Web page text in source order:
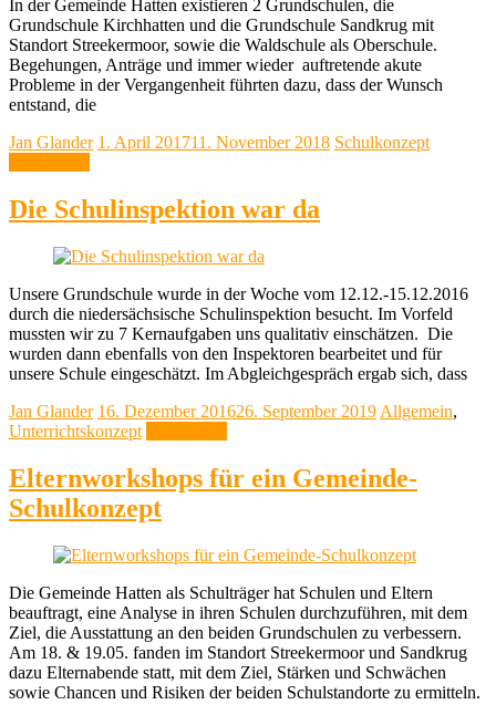
In der Gemeinde Hatten existieren 2 Grundschulen, die
Grundschule Kirchhatten und die Grundschule Sandkrug mit
Standort Streekermoor, sowie die Waldschule als Oberschule.
Begehungen, Anträge und immer wieder auftretende akute
Probleme in der Vergangenheit führten dazu, dass der Wunsch
entstand, die
Jan Glander 1. April 201711. November 2018 Schulkonzept
Die Schulinspektion war da
Unsere Grundschule wurde in der Woche vom 12.12.-15.12.2016
durch die niedersächsische Schulinspektion besucht. Im Vorfeld
mussten wir zu 7 Kernaufgaben uns qualitativ einschätzen. Die
wurden dann ebenfalls von den Inspektoren bearbeitet und für
unsere Schule eingeschätzt. Im Abgleichgespräch ergab sich, dass
Jan Glander 16. Dezember 201626. September 2019 Allgemein,
Unterrichtskonzept
Elternworkshops für ein Gemeinde-
Schulkonzept
Die Gemeinde Hatten als Schulträger hat Schulen und Eltern
beauftragt, eine Analyse in ihren Schulen durchzuführen, mit dem
Ziel, die Ausstattung an den beiden Grundschulen zu verbessern.
Am 18. & 19.05. fanden im Standort Streekermoor und Sandkrug
dazu Elternabende statt, mit dem Ziel, Stärken und Schwächen
sowie Chancen und Risiken der beiden Schulstandorte zu ermitteln.